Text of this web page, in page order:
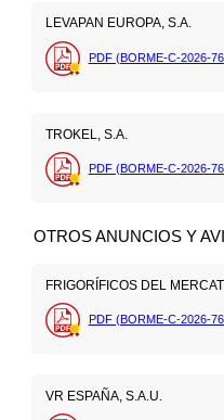
LEVAPAN EUROPA, S.A.
PDF (BORME-C-2026-
TROKEL, S.A.
PDF (BORME-C-2026-
OTROS ANUNCIOS Y
FRIGORÍFICOS DEL
PDF (BORME-C-2026-
VR ESPAÑA, S.A.U.